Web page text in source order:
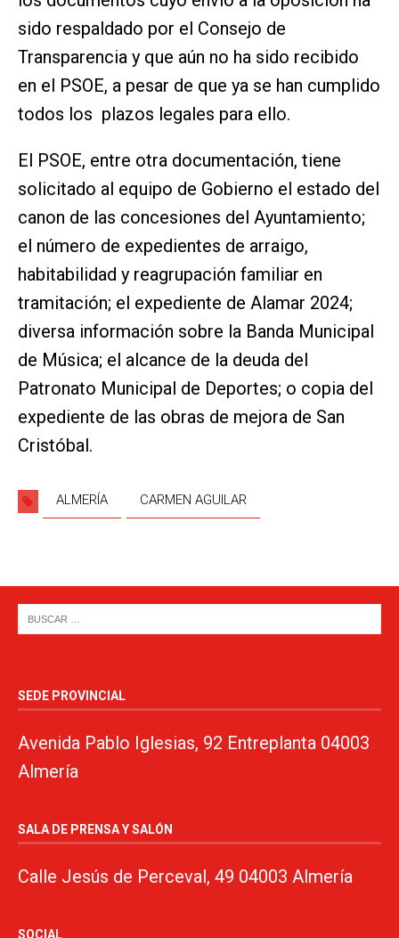
sido respaldado por el Consejo de
Transparencia y que aún no ha sido recibido
en el PSOE, a pesar de que ya se han cumplido
todos los plazos legales para ello.
El PSOE, entre otra documentación, tiene
solicitado al equipo de Gobierno el estado del
canon de las concesiones del Ayuntamiento;
el número de expedientes de arraigo,
habitabilidad y reagrupación familiar en
tramitación; el expediente de Alamar 2024;
diversa información sobre la Banda Municipal
de Música; el alcance de la deuda del
Patronato Municipal de Deportes; o copia del
expediente de las obras de mejora de San
Cristóbal.
ALMERÍA CARMEN AGUILAR
SEDE PROVINCIAL
Avenida Pablo Iglesias, 92 Entreplanta 04003
Almería
SALA DE PRENSA Y SALÓN
Calle Jesús de Perceval, 49 04003 Almería
SOCIAL